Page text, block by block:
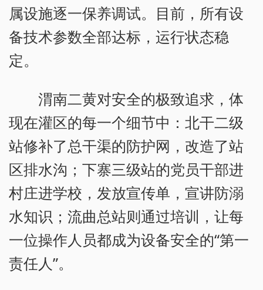
属设施逐一保养调试。目前，所有设
备技术参数全部达标，运行状态稳
定。
渭南二黄对安全的极致追求，体
现在灌区的每一个细节中：北干二级
站修补了总干渠的防护网，改造了站
区排水沟；下寨三级站的党员干部进
村庄进学校，发放宣传单，宣讲防溺
水知识；流曲总站则通过培训，让每
一位操作人员都成为设备安全的“第一
责任人”。